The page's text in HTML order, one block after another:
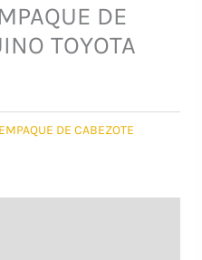
DE
TOYOTA
EMPAQUE DE CABEZOTE